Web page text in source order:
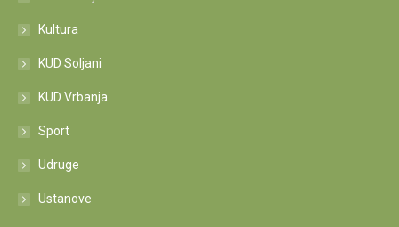
Kultura
KUD Soljani
KUD Vrbanja
Sport
Udruge
Ustanove